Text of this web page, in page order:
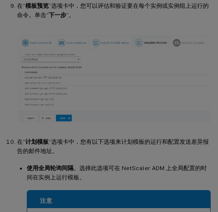
在“模板预览”选项卡中，您可以评估和验证要在每个实例或实例组上运行的
命令。单击“下一步”。
在“计划模板”选项卡中，您有以下选项来计划模板的运行和配置发送差异报
告的邮件地址。
使用全局轮询间隔。选择此选项可在 NetScaler ADM 上全局配置的时
间在实例上运行模板。
注意